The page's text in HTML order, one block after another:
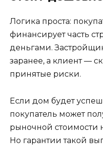
Логика проста:
финансирует часть
деньгами.
заранее, а клиент —
принятые риски.
Если дом будет
покупатель может
рыночной стоимости
Но гарантии такой